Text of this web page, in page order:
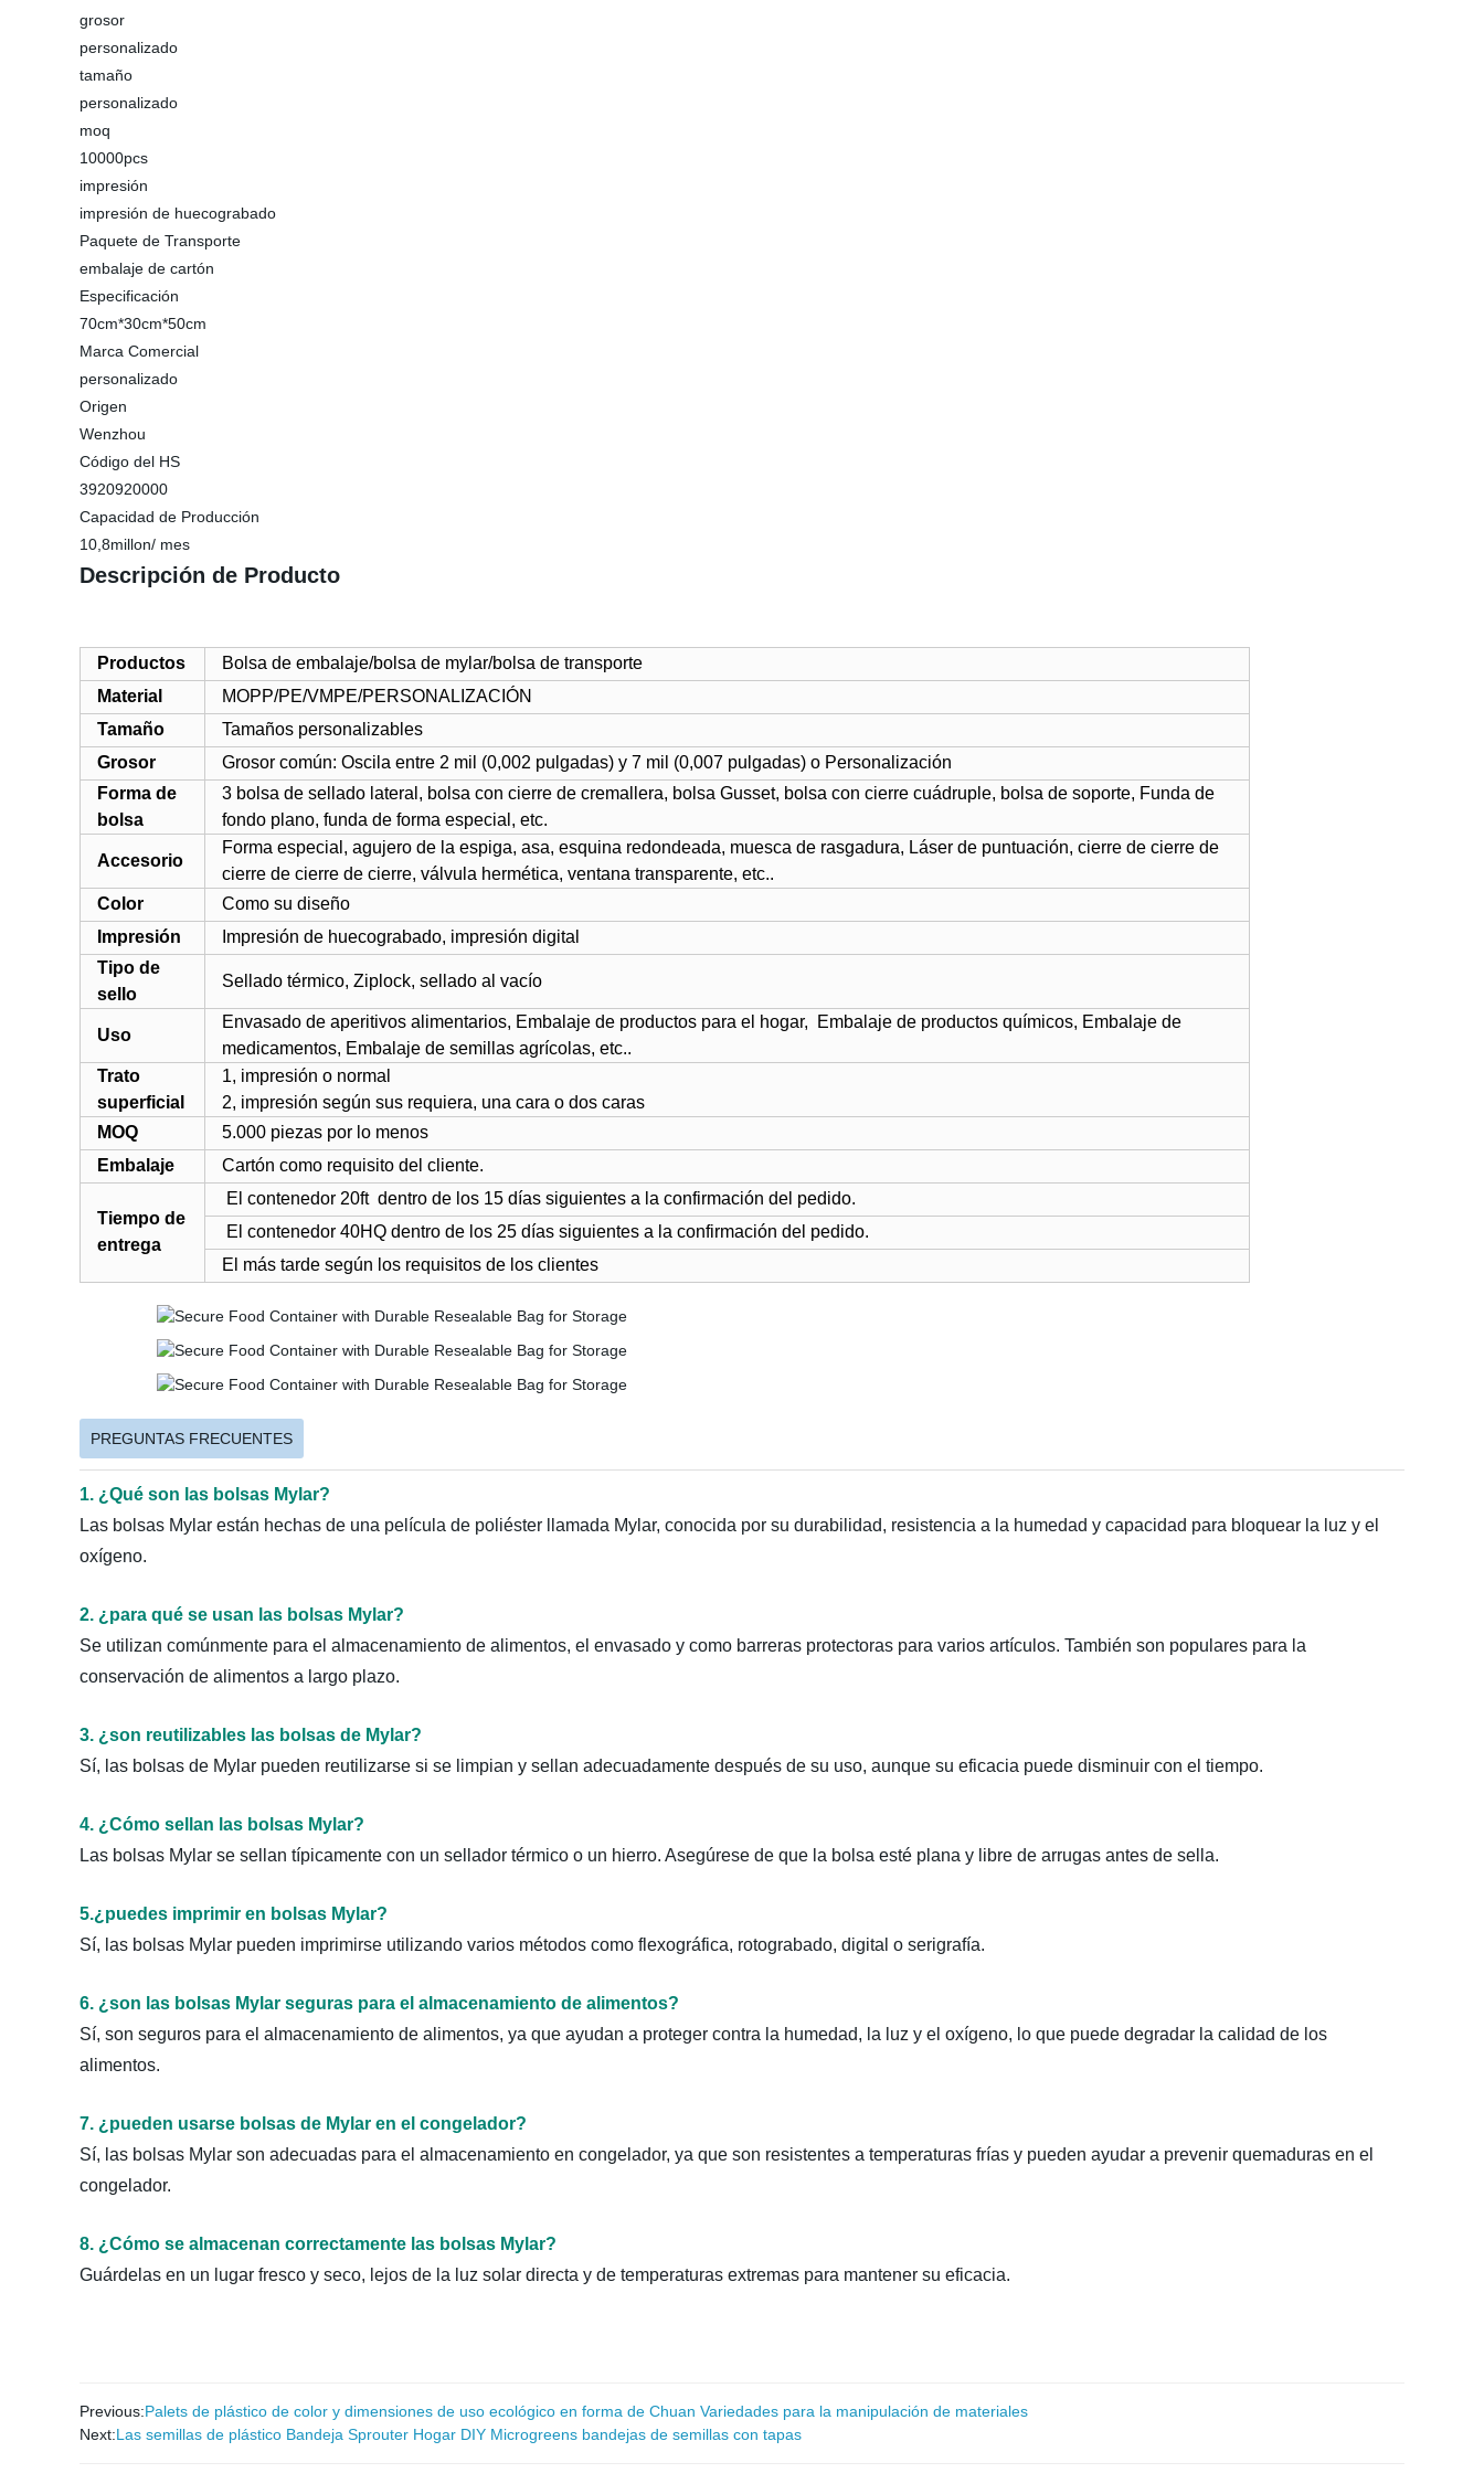
grosor
personalizado
tamaño
personalizado
moq
10000pcs
impresión
impresión de huecograbado
Paquete de Transporte
embalaje de cartón
Especificación
70cm*30cm*50cm
Marca Comercial
personalizado
Origen
Wenzhou
Código del HS
3920920000
Capacidad de Producción
10,8millon/ mes
Descripción de Producto
Productos Bolsa de embalaje/bolsa de mylar/bolsa de transporte
Material
MOPP/PE/VMPE/PERSONALIZACIÓN
Tamaño
Tamaños personalizables
Grosor
Grosor común: Oscila entre 2 mil (0,002 pulgadas) y 7 mil (0,007 pulgadas) o Personalización
Forma de
bolsa
3 bolsa de sellado lateral, bolsa con cierre de cremallera, bolsa Gusset, bolsa con cierre cuádruple, bolsa de soporte, Funda de
fondo plano, funda de forma especial, etc.
Accesorio
Forma especial, agujero de la espiga, asa, esquina redondeada, muesca de rasgadura, Láser de puntuación, cierre de cierre de
cierre de cierre de cierre, válvula hermética, ventana transparente, etc..
Color
Como su diseño
Impresión
Impresión de huecograbado, impresión digital
Tipo de
sello
Sellado térmico, Ziplock, sellado al vacío
Uso
Envasado de aperitivos alimentarios, Embalaje de productos para el hogar, Embalaje de productos químicos, Embalaje de
medicamentos, Embalaje de semillas agrícolas, etc..
Trato
superficial
1, impresión o normal
2, impresión según sus requiera, una cara o dos caras
MOQ
5.000 piezas por lo menos
Embalaje
Cartón como requisito del cliente.
Tiempo de
entrega
El contenedor 20ft dentro de los 15 días siguientes a la confirmación del pedido.
El contenedor 40HQ dentro de los 25 días siguientes a la confirmación del pedido.
El más tarde según los requisitos de los clientes
PREGUNTAS FRECUENTES
1. ¿Qué son las bolsas Mylar?
Las bolsas Mylar están hechas de una película de poliéster llamada Mylar, conocida por su durabilidad, resistencia a la humedad y capacidad para bloquear la luz y el
oxígeno.
2. ¿para qué se usan las bolsas Mylar?
Se utilizan comúnmente para el almacenamiento de alimentos, el envasado y como barreras protectoras para varios artículos. También son populares para la
conservación de alimentos a largo plazo.
3. ¿son reutilizables las bolsas de Mylar?
Sí, las bolsas de Mylar pueden reutilizarse si se limpian y sellan adecuadamente después de su uso, aunque su eficacia puede disminuir con el tiempo.
4. ¿Cómo sellan las bolsas Mylar?
Las bolsas Mylar se sellan típicamente con un sellador térmico o un hierro. Asegúrese de que la bolsa esté plana y libre de arrugas antes de sella.
5.¿puedes imprimir en bolsas Mylar?
Sí, las bolsas Mylar pueden imprimirse utilizando varios métodos como flexográfica, rotograbado, digital o serigrafía.
6. ¿son las bolsas Mylar seguras para el almacenamiento de alimentos?
Sí, son seguros para el almacenamiento de alimentos, ya que ayudan a proteger contra la humedad, la luz y el oxígeno, lo que puede degradar la calidad de los
alimentos.
7. ¿pueden usarse bolsas de Mylar en el congelador?
Sí, las bolsas Mylar son adecuadas para el almacenamiento en congelador, ya que son resistentes a temperaturas frías y pueden ayudar a prevenir quemaduras en el
congelador.
8. ¿Cómo se almacenan correctamente las bolsas Mylar?
Guárdelas en un lugar fresco y seco, lejos de la luz solar directa y de temperaturas extremas para mantener su eficacia.
Previous:Palets de plástico de color y dimensiones de uso ecológico en forma de Chuan Variedades para la manipulación de materiales
Next:Las semillas de plástico Bandeja Sprouter Hogar DIY Microgreens bandejas de semillas con tapas